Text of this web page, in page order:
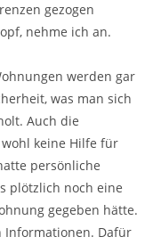
gezogen
nehme ich an.
werden gar
was man sich
Auch die
keine Hilfe für
persönliche
plötzlich noch eine
gegeben hätte.
Informationen. Dafür